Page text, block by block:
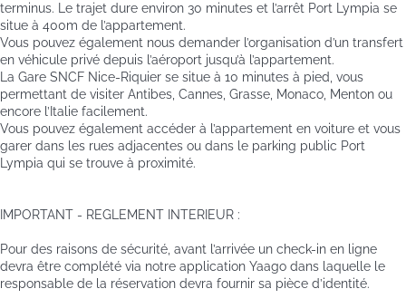
terminus. Le trajet dure environ 30 minutes et l’arrêt Port Lympia se
situe à 400m de l’appartement.
Vous pouvez également nous demander l’organisation d’un transfert
en véhicule privé depuis l’aéroport jusqu’à l’appartement.
La Gare SNCF Nice-Riquier se situe à 10 minutes à pied, vous
permettant de visiter Antibes, Cannes, Grasse, Monaco, Menton ou
encore l’Italie facilement.
Vous pouvez également accéder à l’appartement en voiture et vous
garer dans les rues adjacentes ou dans le parking public Port
Lympia qui se trouve à proximité.
IMPORTANT - REGLEMENT INTERIEUR :
Pour des raisons de sécurité, avant l’arrivée un check-in en ligne
devra être complété via notre application Yaago dans laquelle le
responsable de la réservation devra fournir sa pièce d’identité.